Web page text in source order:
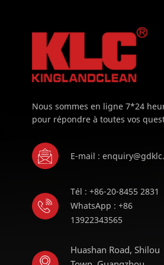
Nous sommes en ligne 7*24
pour répondre à toutes vos
E-mail :
Tél : +86-20-8455 2831
WhatsApp : +86
13922343565
Huashan Road, Shilou